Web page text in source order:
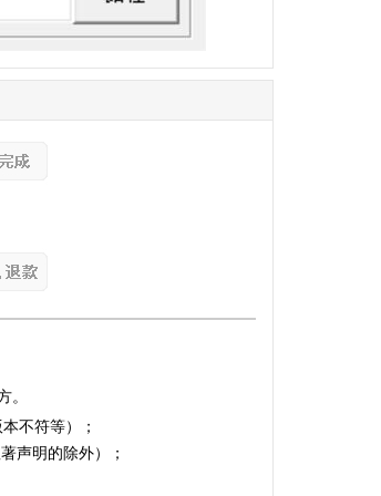
。
不符等）；
声明的除外）；